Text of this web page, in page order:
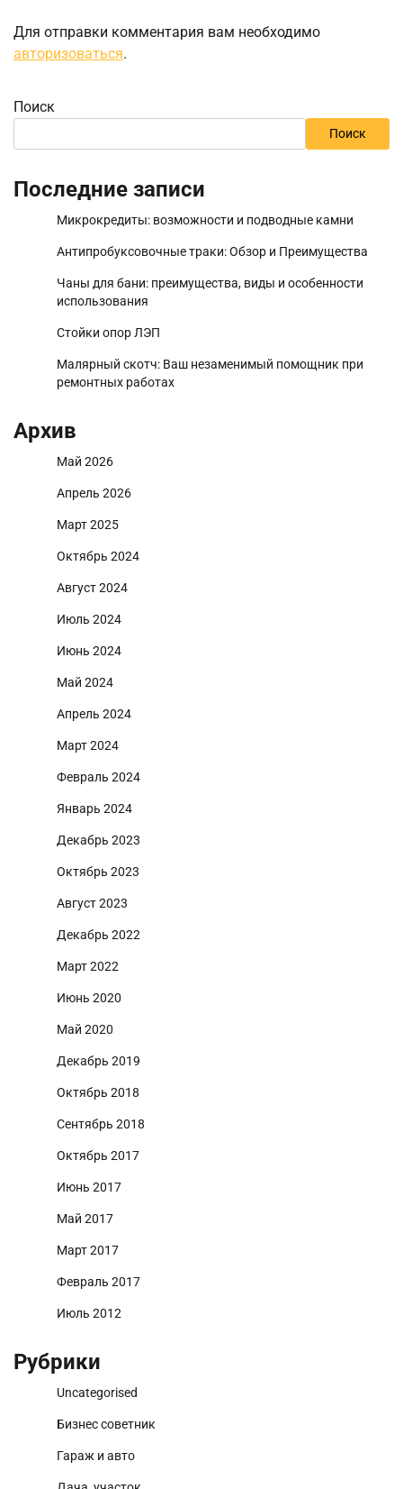
Для отправки комментария вам необходимо
авторизоваться.
Поиск
Поиск
Последние записи
Микрокредиты: возможности и подводные камни
Антипробуксовочные траки: Обзор и Преимущества
Чаны для бани: преимущества, виды и особенности
использования
Стойки опор ЛЭП
Малярный скотч: Ваш незаменимый помощник при
ремонтных работах
Архив
Май 2026
Апрель 2026
Март 2025
Октябрь 2024
Август 2024
Июль 2024
Июнь 2024
Май 2024
Апрель 2024
Март 2024
Февраль 2024
Январь 2024
Декабрь 2023
Октябрь 2023
Август 2023
Декабрь 2022
Март 2022
Июнь 2020
Май 2020
Декабрь 2019
Октябрь 2018
Сентябрь 2018
Октябрь 2017
Июнь 2017
Май 2017
Март 2017
Февраль 2017
Июль 2012
Рубрики
Uncategorised
Бизнес советник
Гараж и авто